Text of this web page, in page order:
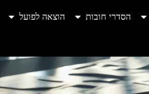
הסדרי חובות הוצאה לפועל